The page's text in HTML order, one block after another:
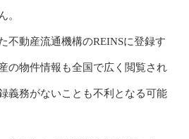
。
不動産流通機構のREINSに登録す
の物件情報も全国で広く閲覧され
義務がないことも不利となる可能